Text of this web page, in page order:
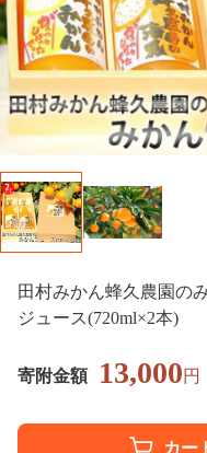
田村みかん蜂久農園の
ジュース(720ml×2本)
寄附金額 13,000円